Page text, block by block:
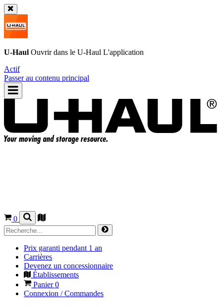
U-Haul Ouvrir dans le U-Haul L'application
Actif
Passer au contenu principal
0
Prix garanti pendant 1 an
Carrières
Devenez un concessionnaire
Établissements
Panier0
Connexion / Commandes